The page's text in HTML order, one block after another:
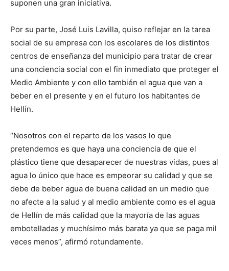
suponen una gran iniciativa.
Por su parte, José Luis Lavilla, quiso reflejar en la tarea
social de su empresa con los escolares de los distintos
centros de enseñanza del municipio para tratar de crear
una conciencia social con el fin inmediato que proteger el
Medio Ambiente y con ello también el agua que van a
beber en el presente y en el futuro los habitantes de
Hellín.
“Nosotros con el reparto de los vasos lo que
pretendemos es que haya una conciencia de que el
plástico tiene que desaparecer de nuestras vidas, pues al
agua lo único que hace es empeorar su calidad y que se
debe de beber agua de buena calidad en un medio que
no afecte a la salud y al medio ambiente como es el agua
de Hellín de más calidad que la mayoría de las aguas
embotelladas y muchísimo más barata ya que se paga mil
veces menos”, afirmó rotundamente.